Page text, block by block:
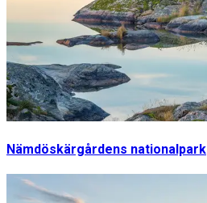
Nämdöskärgårdens nationalpark